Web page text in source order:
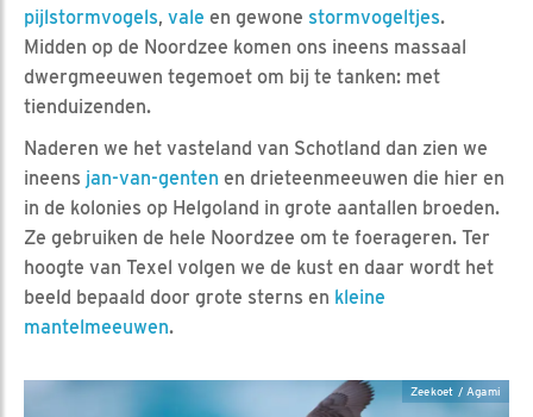
pijlstormvogels, vale en gewone stormvogeltjes.
Midden op de Noordzee komen ons ineens massaal
dwergmeeuwen tegemoet om bij te tanken: met
tienduizenden.
Naderen we het vasteland van Schotland dan zien we
ineens jan-van-genten en drieteenmeeuwen die hier en
in de kolonies op Helgoland in grote aantallen broeden.
Ze gebruiken de hele Noordzee om te foerageren. Ter
hoogte van Texel volgen we de kust en daar wordt het
beeld bepaald door grote sterns en kleine
mantelmeeuwen.
Zeekoet / Agami